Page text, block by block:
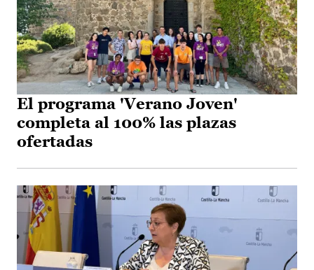
El programa 'Verano Joven'
completa al 100% las plazas
ofertadas